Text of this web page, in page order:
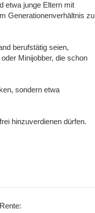
etwa junge Eltern mit
Generationenverhältnis zu
berufstätig seien,
Minijobber, die schon
sondern etwa
hinzuverdienen dürfen.